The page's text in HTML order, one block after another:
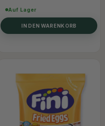
Auf Lager
IN DEN WARENKORB